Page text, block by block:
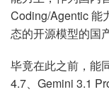
Coding/Agentic 能
态的开源模型的国
毕竟在此之前，能
4.7、Gemini 3.1